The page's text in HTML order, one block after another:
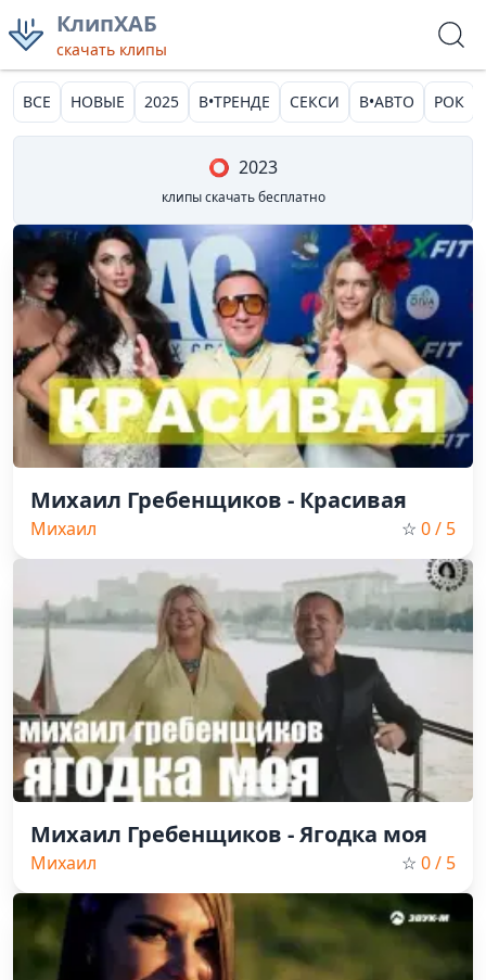
КлипХАБ
скачать клипы
ВСЕ НОВЫЕ 2025 В•ТРЕНДЕ СЕКСИ В•АВТО РОК
⭕ 2023
клипы скачать бесплатно
Михаил Гребенщиков - Красивая
Михаил
Гребенщиков,Шансон,Russian
Music,2023
☆ 0/ 5
Михаил Гребенщиков - Ягодка моя
Михаил
Гребенщиков,Шансон,Russian
Music,2023
☆ 0/ 5